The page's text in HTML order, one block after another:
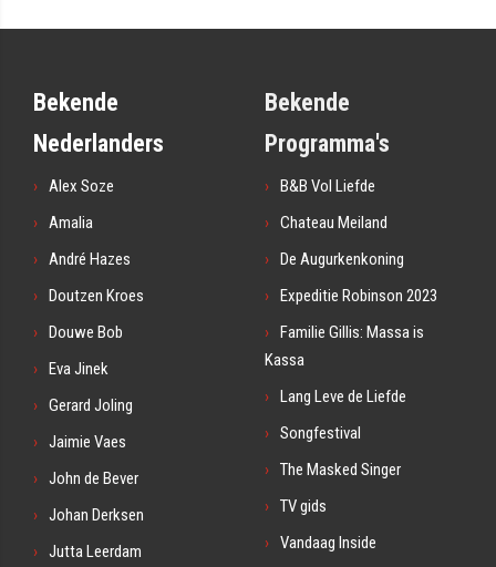
Bekende
Nederlanders
Alex Soze
Amalia
André Hazes
Doutzen Kroes
Douwe Bob
Eva Jinek
Gerard Joling
Jaimie Vaes
John de Bever
Johan Derksen
Jutta Leerdam
Bekende
Programma's
B&B Vol Liefde
Chateau Meiland
De Augurkenkoning
Expeditie Robinson 2023
Familie Gillis: Massa is
Kassa
Lang Leve de Liefde
Songfestival
The Masked Singer
TV gids
Vandaag Inside